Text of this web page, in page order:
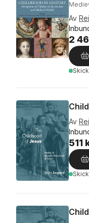
Av
2
Av
511